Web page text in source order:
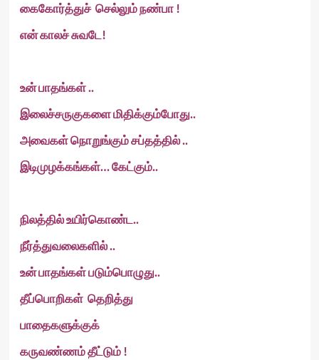
கைகோர்த்துச் செல்லும் நண்பா !
என் காலச் சுவடே!
உன் பாதங்கள் ..
இலைச்சருகுகளை மிதிக்கும்போது..
அவைகள் நொறுங்கும் சப்தத்தில் ..
இடிமுழக்கங்கள்… கேட்கும்..
நிலத்தில் உயிர்கொண்ட..
நீர்த்துவலைகளில் ..
உன் பாதங்கள் படும்பொழுது..
தீப்பொறிகள் தெறித்து
பாதைகளுக்குக்
கருவண்ணம் தீட்டும் !